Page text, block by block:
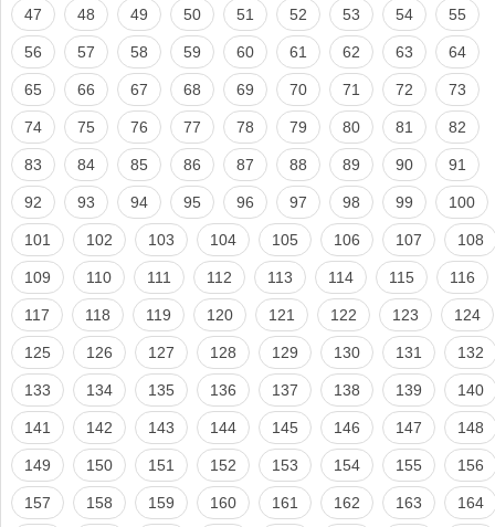
47 48 49 50 51 52 53 54 55
56 57 58 59 60 61 62 63 64
65 66 67 68 69 70 71 72 73
74 75 76 77 78 79 80 81 82
83 84 85 86 87 88 89 90 91
92 93 94 95 96 97 98 99 100
101 102 103 104 105 106 107 108
109 110 111 112 113 114 115 116
117 118 119 120 121 122 123 124
125 126 127 128 129 130 131 132
133 134 135 136 137 138 139 140
141 142 143 144 145 146 147 148
149 150 151 152 153 154 155 156
157 158 159 160 161 162 163 164